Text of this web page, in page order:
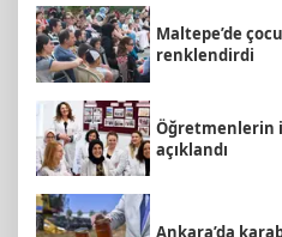
Maltepe’de
renklendirdi
Öğretmenlerin
açıklandı
Ankara’da